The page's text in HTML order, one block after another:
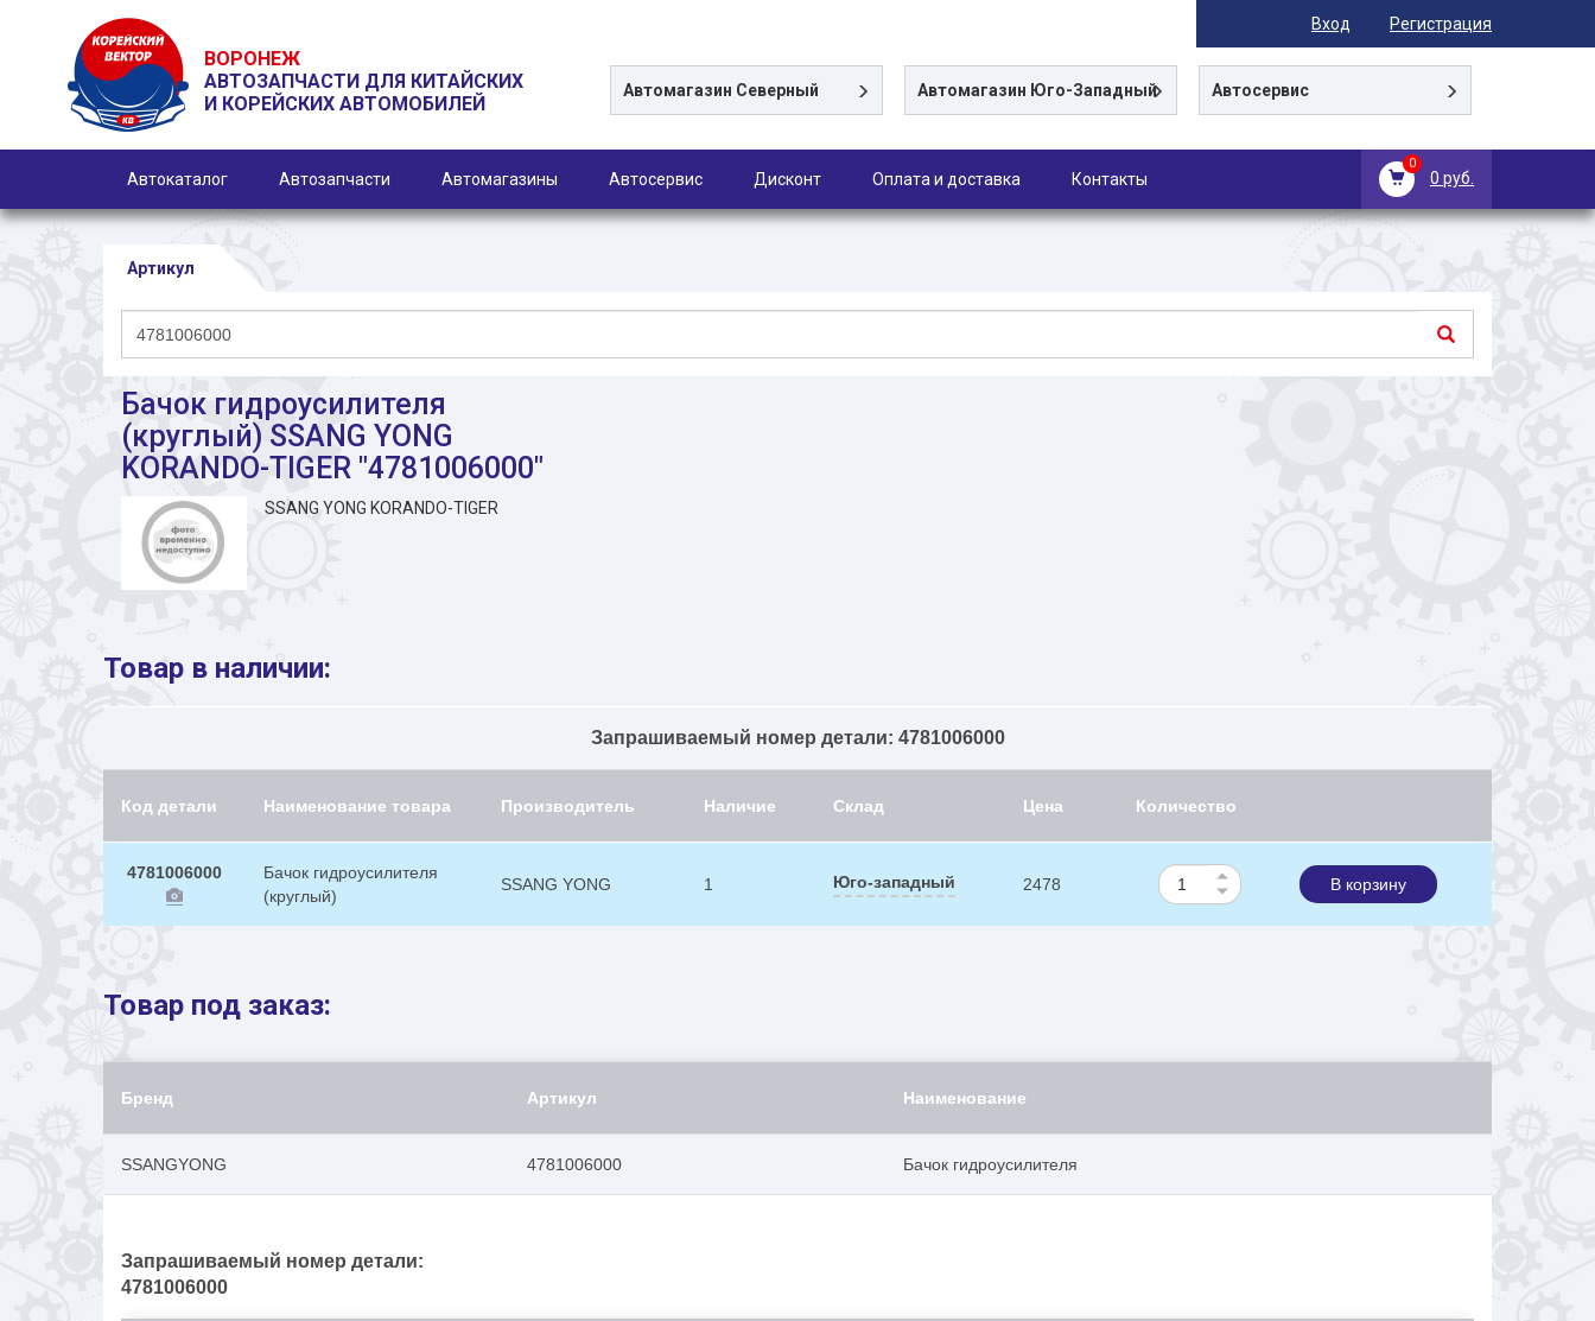
Вход Регистрация
ВОРОНЕЖ
АВТОЗАПЧАСТИ ДЛЯ КИТАЙСКИХ
И КОРЕЙСКИХ АВТОМОБИЛЕЙ
Автомагазин Северный Автомагазин Юго-Западный Автосервис
0
0 руб.
Автокаталог Автозапчасти Автомагазины Автосервис Дисконт Оплата и доставка Контакты
Артикул
Бачок гидроусилителя
(круглый) SSANG YONG
KORANDO-TIGER "4781006000"
SSANG YONG KORANDO-TIGER
Товар в наличии:
Запрашиваемый номер детали: 4781006000
Код детали Наименование товара Производитель Наличие Склад Цена Количество
4781006000
Бачок гидроусилителя
(круглый)
SSANG YONG 1 Юго-западный 2478 В корзину
Товар под заказ:
Бренд Артикул Наименование
SSANGYONG 4781006000 Бачок гидроусилителя
Запрашиваемый номер детали:
4781006000